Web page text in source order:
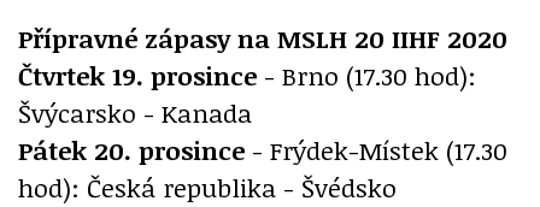
Přípravné zápasy na MSLH 20 IIHF 2020
Čtvrtek 19. prosince - Brno (17.30 hod):
Švýcarsko - Kanada
Pátek 20. prosince - Frýdek-Místek (17.30
hod): Česká republika - Švédsko